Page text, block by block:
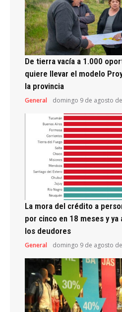
De tierra vacía a 1.000
quiere llevar el modelo
la provincia
General domingo 9 de agosto
La mora del crédito a
por cinco en 18 meses y ya
los deudores
General domingo 9 de agosto